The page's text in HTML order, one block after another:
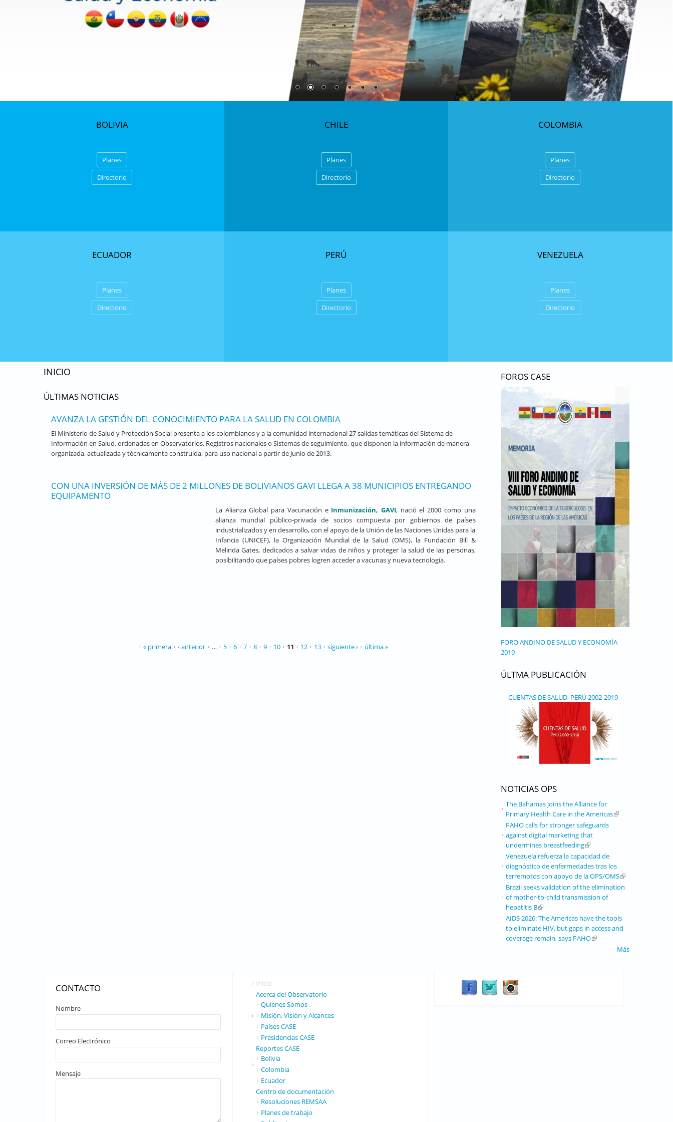
BOLIVIA
Planes
Directorio
CHILE
Planes
Directorio
COLOMBIA
Planes
Directorio
ECUADOR
Planes
Directorio
PERÚ
Planes
Directorio
VENEZUELA
Planes
Directorio
INICIO
ÚLTIMAS NOTICIAS
AVANZA LA GESTIÓN DEL CONOCIMIENTO PARA LA SALUD EN COLOMBIA
El Ministerio de Salud y Protección Social presenta a los colombianos y a la comunidad internacional 27 salidas temáticas del Sistema de
Información en Salud, ordenadas en Observatorios, Registros nacionales o Sistemas de seguimiento, que disponen la información de manera
organizada, actualizada y técnicamente construida, para uso nacional a partir de Junio de 2013.
CON UNA INVERSIÓN DE MÁS DE 2 MILLONES DE BOLIVIANOS GAVI LLEGA A 38 MUNICIPIOS ENTREGANDO
EQUIPAMENTO
La Alianza Global para Vacunación e Inmunización, GAVI, nació el 2000 como una
alianza mundial público-privada de socios compuesta por gobiernos de países
industrializados y en desarrollo, con el apoyo de la Unión de las Naciones Unidas para la
Infancia (UNICEF), la Organización Mundial de la Salud (OMS), la Fundación Bill &
Melinda Gates, dedicados a salvar vidas de niños y proteger la salud de las personas,
posibilitando que países pobres logren acceder a vacunas y nueva tecnología.
« primera ‹ anterior … 5 6 7 8 9 10 11 12 13 siguiente › última »
FOROS CASE
FORO ANDINO DE SALUD Y ECONOMÍA
2019
ÚLTMA PUBLICACIÓN
CUENTAS DE SALUD, PERÚ 2002-2019
NOTICIAS OPS
The Bahamas joins the Alliance for
Primary Health Care in the Americas(link is external)
PAHO calls for stronger safeguards
against digital marketing that
undermines breastfeeding(link is external)
Venezuela refuerza la capacidad de
diagnóstico de enfermedades tras los
terremotos con apoyo de la OPS/OMS(link is external)
Brazil seeks validation of the elimination
of mother-to-child transmission of
hepatitis B(link is external)
AIDS 2026: The Americas have the tools
to eliminate HIV, but gaps in access and
coverage remain, says PAHO(link is external)
Más
CONTACTO
Nombre
Correo Electrónico
Mensaje
Inicio
Acerca del Observatorio
Quienes Somos
Misión, Visión y Alcances
Países CASE
Presidencias CASE
Reportes CASE
Bolivia
Colombia
Ecuador
Centro de documentación
Resoluciones REMSAA
Planes de trabajo